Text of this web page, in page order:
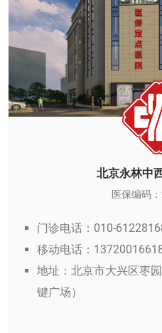
北京永林中
医保编码
门诊电话：010-
移动电话：
地址：北京市大兴区枣
键广场）